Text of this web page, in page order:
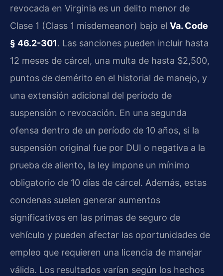
revocada en Virginia es un delito menor de
Clase 1 (Class 1 misdemeanor) bajo el Va. Code
§ 46.2-301. Las sanciones pueden incluir hasta
12 meses de cárcel, una multa de hasta $2,500,
puntos de demérito en el historial de manejo, y
una extensión adicional del período de
suspensión o revocación. En una segunda
ofensa dentro de un período de 10 años, si la
suspensión original fue por DUI o negativa a la
prueba de aliento, la ley impone un mínimo
obligatorio de 10 días de cárcel. Además, estas
condenas suelen generar aumentos
significativos en las primas de seguro de
vehículo y pueden afectar las oportunidades de
empleo que requieren una licencia de manejar
válida. Los resultados varían según los hechos